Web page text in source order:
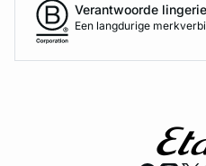
Verantwoorde
Een langdurige